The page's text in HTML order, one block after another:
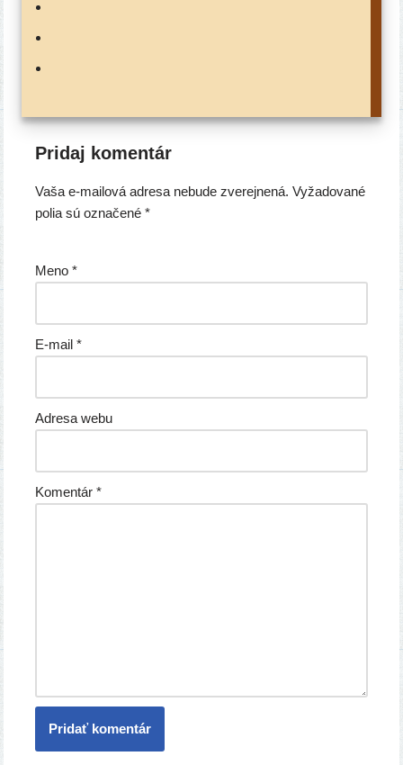
Pridaj komentár
Vaša e-mailová adresa nebude zverejnená. Vyžadované
polia sú označené*
Meno*
E-mail*
Adresa webu
Komentár*